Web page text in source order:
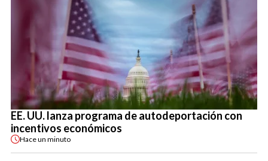
EE. UU. lanza programa de autodeportación con
incentivos económicos
Haceun minuto